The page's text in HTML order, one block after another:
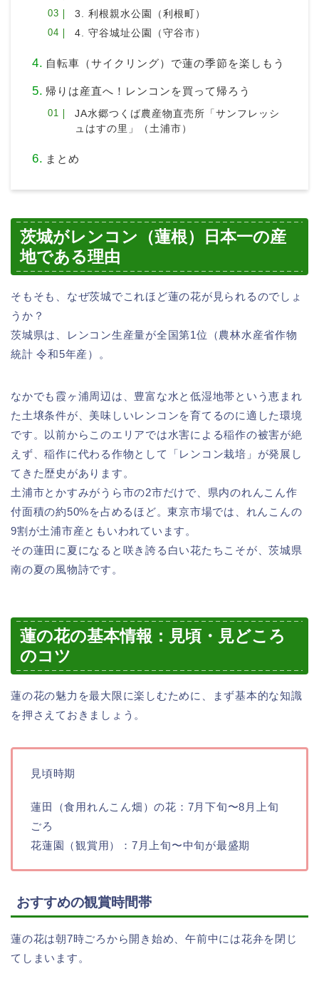
3. 利根親水公園（利根町）
4. 守谷城址公園（守谷市）
自転車（サイクリング）で蓮の季節を楽しもう
帰りは産直へ！レンコンを買って帰ろう
JA水郷つくば農産物直売所「サンフレッシ
ュはすの里」（土浦市）
まとめ
茨城がレンコン（蓮根）日本一の産
地である理由
そもそも、なぜ茨城でこれほど蓮の花が見られるのでしょ
うか？
茨城県は、レンコン生産量が全国第1位（農林水産省作物
統計 令和5年産）。
なかでも霞ヶ浦周辺は、豊富な水と低湿地帯という恵まれ
た土壌条件が、美味しいレンコンを育てるのに適した環境
です。以前からこのエリアでは水害による稲作の被害が絶
えず、稲作に代わる作物として「レンコン栽培」が発展し
てきた歴史があります。
土浦市とかすみがうら市の2市だけで、県内のれんこん作
付面積の約50%を占めるほど。東京市場では、れんこんの
9割が土浦市産ともいわれています。
その蓮田に夏になると咲き誇る白い花たちこそが、茨城県
南の夏の風物詩です。
蓮の花の基本情報：見頃・見どころ
のコツ
蓮の花の魅力を最大限に楽しむために、まず基本的な知識
を押さえておきましょう。
見頃時期
蓮田（食用れんこん畑）の花：7月下旬〜8月上旬
ごろ
花蓮園（観賞用）：7月上旬〜中旬が最盛期
おすすめの観賞時間帯
蓮の花は朝7時ごろから開き始め、午前中には花弁を閉じ
てしまいます。